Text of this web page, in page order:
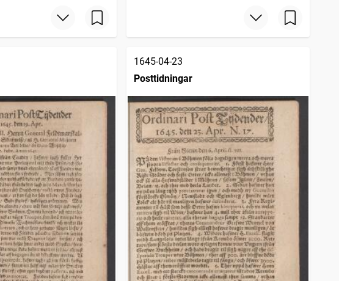
1645-04-23
Posttidningar